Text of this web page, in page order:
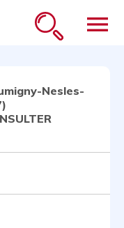
menu
Nesles-